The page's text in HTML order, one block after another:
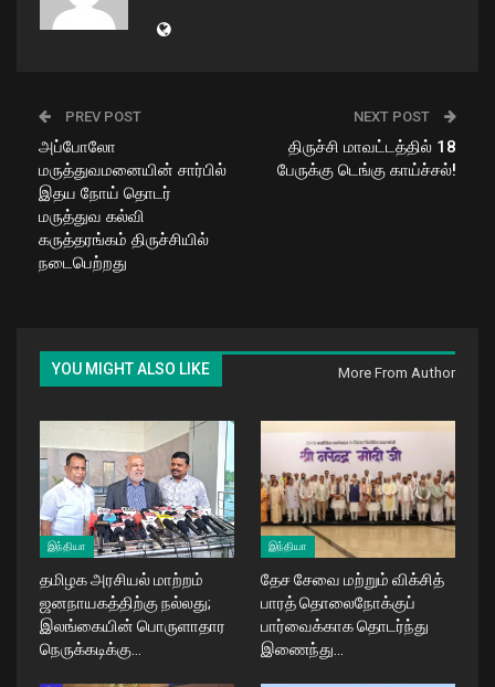
PREV POST
அப்போலோ
மருத்துவமனையின் சார்பில்
இதய நோய் தொடர்
மருத்துவ கல்வி
கருத்தரங்கம் திருச்சியில்
நடைபெற்றது
NEXT POST
திருச்சி மாவட்டத்தில் 18
பேருக்கு டெங்கு காய்ச்சல்!
YOU MIGHT ALSO LIKE More From Author
இந்தியா
தமிழக அரசியல் மாற்றம்
ஜனநாயகத்திற்கு நல்லது;
இலங்கையின் பொருளாதார
நெருக்கடிக்கு…
இந்தியா
தேச சேவை மற்றும் விக்சித்
பாரத் தொலைநோக்குப்
பார்வைக்காக தொடர்ந்து
இணைந்து…